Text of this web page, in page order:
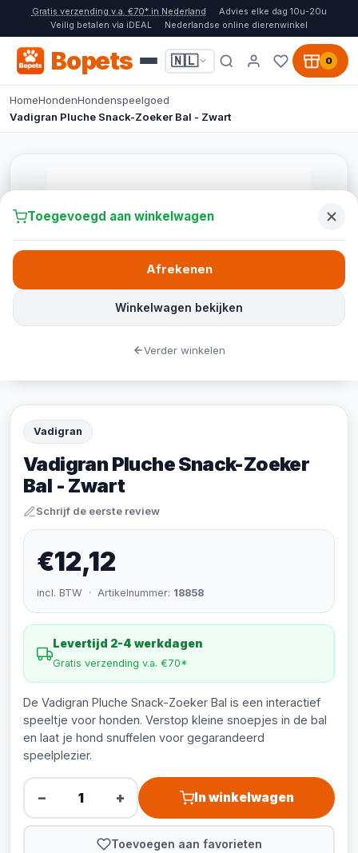
Gratis verzending v.a. €70* in Nederland
Advies elke dag 10u-20u
Veilig betalen via iDEAL
Nederlandse online dierenwinkel
Bopets 🇳🇱 0
HomeHondenHondenspeelgoed
Vadigran Pluche Snack-Zoeker Bal - Zwart
Vadigran
Vadigran Pluche Snack-Zoeker
Bal - Zwart
Schrijf de eerste review
€12,12
incl. BTW · Artikelnummer: 18858
Levertijd 2-4 werkdagen
Gratis verzending v.a. €70*
De Vadigran Pluche Snack-Zoeker Bal is een interactief
speeltje voor honden. Verstop kleine snoepjes in de bal
en laat je hond snuffelen voor gegarandeerd
speelplezier.
− + In winkelwagen
Toevoegen aan favorieten
Toegevoegd aan winkelwagen
Winkelwagen bekijken
Afrekenen
Verder winkelen